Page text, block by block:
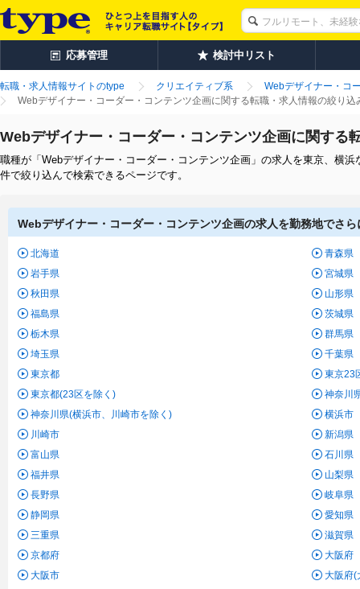
応募管理 検討中リスト
転職・求人情報サイトのtype クリエイティブ系
Webデザイナー・コ
Webデザイナー・コーダー・コンテンツ企画に関する転職・求人情報の絞り込
Webデザイナー・コーダー・コンテンツ企画に関する
職種が「Webデザイナー・コーダー・コンテンツ企画」の求人を東京、横
件で絞り込んで検索できるページです。
Webデザイナー・コーダー・コンテンツ企画の求人を勤務地でさら
北海道
岩手県
秋田県
福島県
栃木県
埼玉県
東京都
東京都(23区を除く)
神奈川県(横浜市、川崎市を除く)
川崎市
富山県
福井県
長野県
静岡県
三重県
京都府
大阪市
青森県
宮城県
山形県
茨城県
群馬県
千葉県
東京23
神奈川
横浜市
新潟県
石川県
山梨県
岐阜県
愛知県
滋賀県
大阪府
大阪府(